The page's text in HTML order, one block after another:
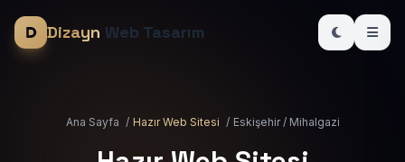
Dizayn Web Tasarım
Ana Sayfa / Hazır Web Sitesi / Eskişehir / Mihalgazi